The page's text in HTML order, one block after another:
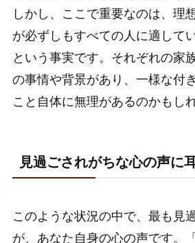
しかし、ここで重要なのは、理
が必ずしもすべての人に適して
という事実です。それぞれの家
の事情や背景があり、一様な付
こと自体に無理があるのかもし
見過ごされがちな心の声に
このような状況の中で、最も見
が、あなた自身の心の声です。